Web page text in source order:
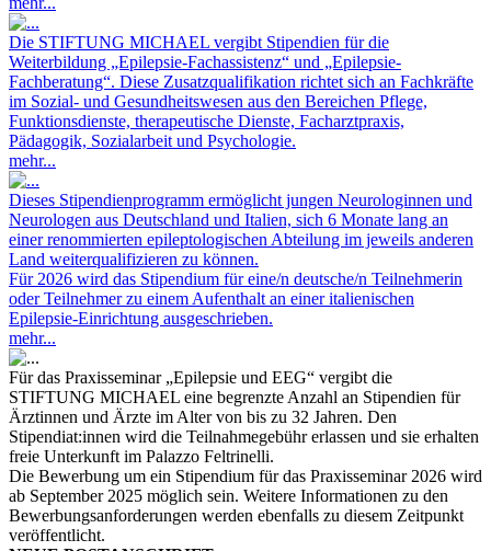
Die STIFTUNG MICHAEL vergibt Stipendien für die
Weiterbildung „Epilepsie-Fachassistenz“ und „Epilepsie-
Fachberatung“. Diese Zusatzqualifikation richtet sich an Fachkräfte
im Sozial- und Gesundheitswesen aus den Bereichen Pflege,
Funktionsdienste, therapeutische Dienste, Facharztpraxis,
Pädagogik, Sozialarbeit und Psychologie.
mehr...
Dieses Stipendienprogramm ermöglicht jungen Neurologinnen und
Neurologen aus Deutschland und Italien, sich 6 Monate lang an
einer renommierten epileptologischen Abteilung im jeweils anderen
Land weiterqualifizieren zu können.
Für 2026 wird das Stipendium für eine/n deutsche/n Teilnehmerin
oder Teilnehmer zu einem Aufenthalt an einer italienischen
Epilepsie-Einrichtung ausgeschrieben.
mehr...
Für das Praxisseminar „Epilepsie und EEG“ vergibt die
STIFTUNG MICHAEL eine begrenzte Anzahl an Stipendien für
Ärztinnen und Ärzte im Alter von bis zu 32 Jahren. Den
Stipendiat:innen wird die Teilnahmegebühr erlassen und sie erhalten
freie Unterkunft im Palazzo Feltrinelli.
Die Bewerbung um ein Stipendium für das Praxisseminar 2026 wird
ab September 2025 möglich sein. Weitere Informationen zu den
Bewerbungsanforderungen werden ebenfalls zu diesem Zeitpunkt
veröffentlicht.